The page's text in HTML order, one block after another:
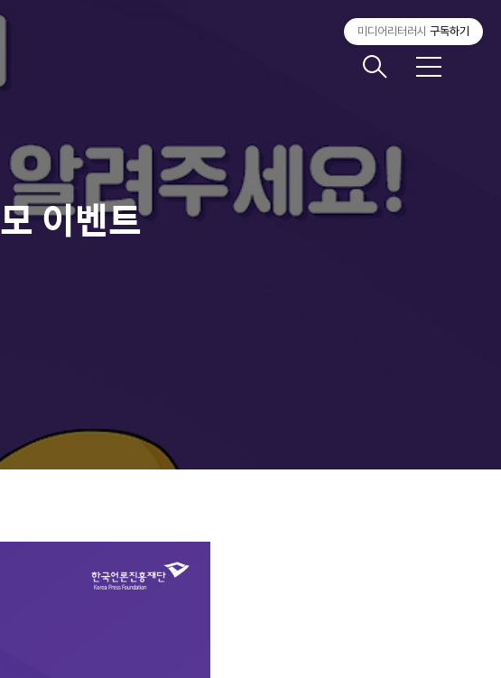
메
이벤트
미디어리터러시 구독하기